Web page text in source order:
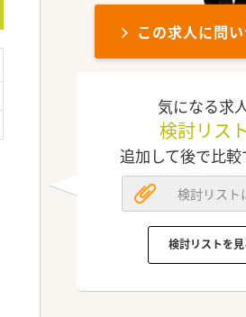
この求人に問
気になる求
検討リスト
追加して後で比
検討リスト
検討リストを